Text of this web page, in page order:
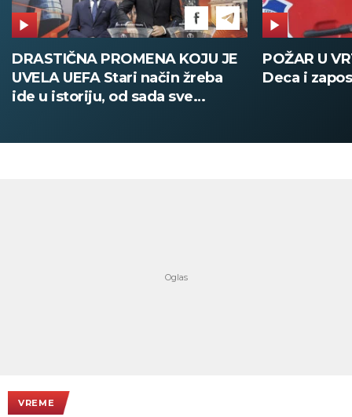
POŽAR U VRTIĆU NA VOŽDOVCU
Deca i zaposleni evakuisani
SINIŠA
DOBIO
VREME